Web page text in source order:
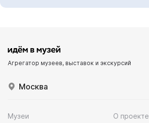
Агрегатор музеев, выставок и экскурсий
Москва
Музеи
О проекте